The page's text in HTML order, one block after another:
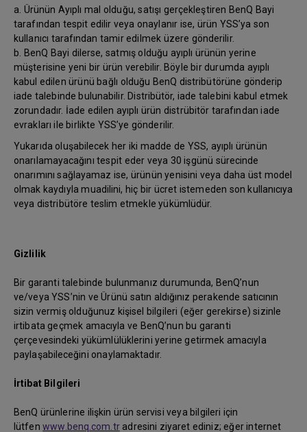
a. Ürünün Ayıplı mal olduğu, satışı gerçekleştiren BenQ Bayi
tarafından tespit edilir veya onaylanır ise, ürün YSS’ya son
kullanıcı tarafından tamir edilmek üzere gönderilir.
b. BenQ Bayi dilerse, satmış olduğu ayıplı ürünün yerine
müşterisine yeni bir ürün verebilir. Böyle bir durumda ayıplı
kabul edilen ürünü bağlı olduğu BenQ distribütörüne gönderip
iade talebinde bulunabilir. Distribütör, iade talebini kabul etmek
zorundadır. İade edilen ayıplı ürün distrübitör tarafından iade
evrakları ile birlikte YSS’ye gönderilir.
Yukarıda oluşabilecek her iki madde de YSS, ayıplı ürünün
onarılamayacağını tespit eder veya 30 işgünü sürecinde
onarımını sağlayamaz ise, ürünün yenisini veya daha üst model
olmak kaydıyla muadilini, hiç bir ücret istemeden son kullanıcıya
veya distribütöre teslim etmekle yükümlüdür.
Gizlilik
Bir garanti talebinde bulunmanız durumunda, BenQ’nun
ve/veya YSS’nin ve Ürünü satın aldığınız perakende satıcının
sizin vermiş olduğunuz kişisel bilgileri (eğer gerekirse) sizinle
irtibata geçmek amacıyla ve BenQ’nun bu garanti
çerçevesindeki yükümlülüklerini yerine getirmek amacıyla
paylaşabileceğini onaylamaktadır.
İrtibat Bilgileri
BenQ ürünlerine ilişkin ürün servisi veya bilgileri için
lütfenwww.benq.com.tradresini ziyaret ediniz; eğer internet